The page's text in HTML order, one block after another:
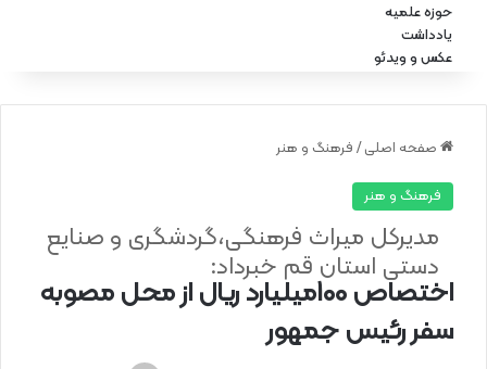
حوزه علمیه
یادداشت
عکس و ویدئو
صفحه اصلی / فرهنگ و هنر
فرهنگ و هنر
اختصاص 100میلیارد ریال از محل مصوبه
سفر رئیس جمهور
مدیرکل میراث فرهنگی،گردشگری و صنایع
دستی استان قم خبرداد: